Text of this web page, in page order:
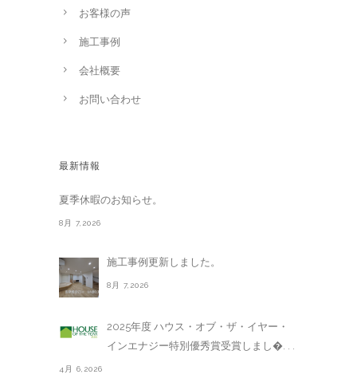
お客様の声
施工事例
会社概要
お問い合わせ
最新情報
夏季休暇のお知らせ。
8月 7,2026
施工事例更新しました。
8月 7,2026
2025年度 ハウス・オブ・ザ・イヤー・
インエナジー特別優秀賞受賞しまし�. . .
4月 6,2026